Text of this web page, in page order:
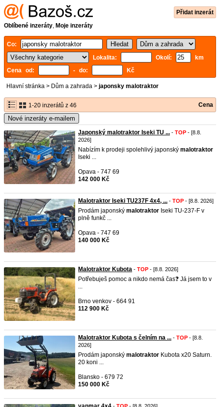
Přidat inzerát
Oblíbené inzeráty, Moje inzeráty
Co:
Lokalita:
Okolí:
km
Cena od:
- do: Kč
Hlavní stránka > Dům a zahrada > japonsky malotraktor
1-20 inzerátů z 46 Cena
Nové inzeráty e-mailem
Japonský malotraktor Iseki TU ... - TOP - [8.8.
2026]
Nabízím k prodeji spolehlivý japonský malotraktor
Iseki ...
Opava - 747 69
142 000 Kč
Malotraktor Iseki TU237F 4x4, ... - TOP - [8.8. 2026]
Prodám japonský malotraktor Iseki TU-237-F v
plně funkč ...
Opava - 747 69
140 000 Kč
Malotraktor Kubota - TOP - [8.8. 2026]
Potřebuješ pomoc a nikdo nemá čas❓️ Já jsem to v
...
Brno venkov - 664 91
112 900 Kč
Malotraktor Kubota s čelním na ... - TOP - [8.8.
2026]
Prodám japonský malotraktor Kubota x20 Saturn.
20 koni ...
Blansko - 679 72
150 000 Kč